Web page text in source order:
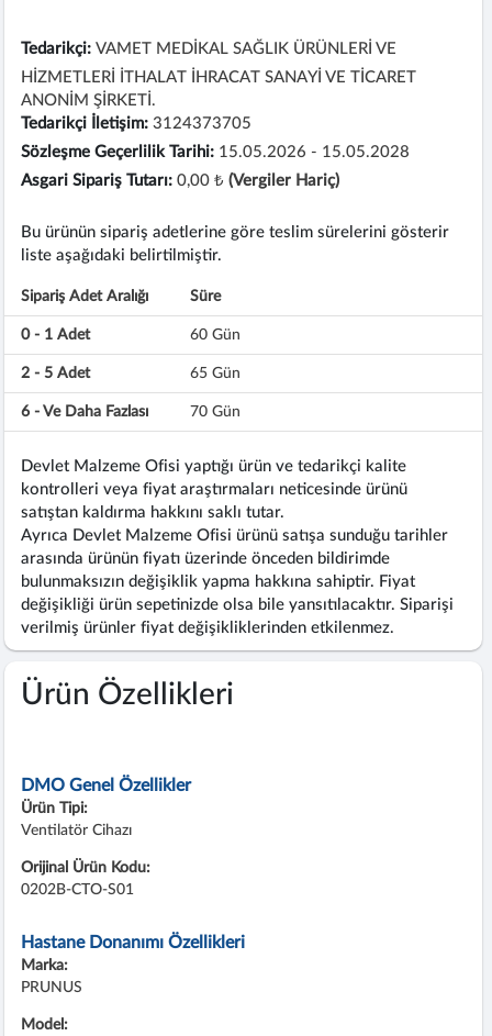
Tedarikçi: VAMET MEDİKAL SAĞLIK ÜRÜNLERİ VE
HİZMETLERİ İTHALAT İHRACAT SANAYİ VE TİCARET
ANONİM ŞİRKETİ.
Tedarikçi İletişim: 3124373705
Sözleşme Geçerlilik Tarihi: 15.05.2026 - 15.05.2028
Asgari Sipariş Tutarı: 0,00 ₺(Vergiler Hariç)
Bu ürünün sipariş adetlerine göre teslim sürelerini gösterir
liste aşağıdaki belirtilmiştir.
Sipariş Adet Aralığı Süre
0 - 1 Adet 60 Gün
2 - 5 Adet 65 Gün
6 - Ve Daha Fazlası 70 Gün
Devlet Malzeme Ofisi yaptığı ürün ve tedarikçi kalite
kontrolleri veya fiyat araştırmaları neticesinde ürünü
satıştan kaldırma hakkını saklı tutar.
Ayrıca Devlet Malzeme Ofisi ürünü satışa sunduğu tarihler
arasında ürünün fiyatı üzerinde önceden bildirimde
bulunmaksızın değişiklik yapma hakkına sahiptir. Fiyat
değişikliği ürün sepetinizde olsa bile yansıtılacaktır. Siparişi
verilmiş ürünler fiyat değişikliklerinden etkilenmez.
Ürün Özellikleri
DMO Genel Özellikler
Ürün Tipi:
Ventilatör Cihazı
Orijinal Ürün Kodu:
0202B-CTO-S01
Hastane Donanımı Özellikleri
Marka:
PRUNUS
Model: